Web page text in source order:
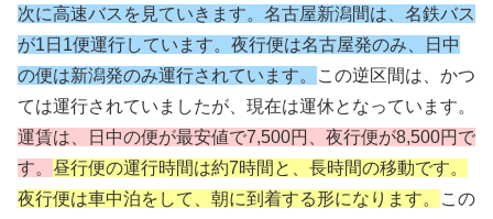
次に高速バスを見ていきます。名古屋新潟間は、名鉄バス
が1日1便運行しています。夜行便は名古屋発のみ、日中
の便は新潟発のみ運行されています。
この逆区間は、かつ
ては運行されていましたが、現在は運休となっています。
運賃は、日中の便が最安値で7,500円、夜行便が8,500円で
す。 昼行便の運行時間は約7時間と、長時間の移動です。
夜行便は車中泊をして、朝に到着する形になります。
この